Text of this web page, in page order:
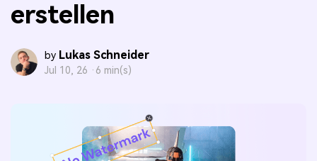
erstellen
by Lukas Schneider
Jul 10, 26 · 6 min(s)